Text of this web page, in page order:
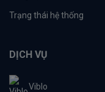
Trạng thái hệ thống
DỊCH VỤ
Viblo